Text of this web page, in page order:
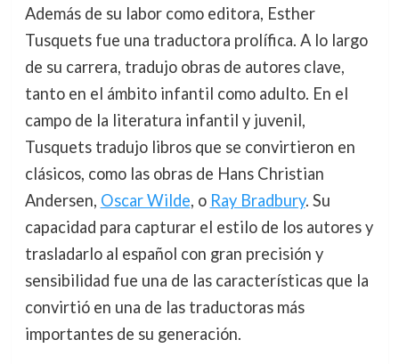
Además de su labor como editora, Esther
Tusquets fue una traductora prolífica. A lo largo
de su carrera, tradujo obras de autores clave,
tanto en el ámbito infantil como adulto. En el
campo de la literatura infantil y juvenil,
Tusquets tradujo libros que se convirtieron en
clásicos, como las obras de Hans Christian
Andersen, Oscar Wilde, o Ray Bradbury. Su
capacidad para capturar el estilo de los autores y
trasladarlo al español con gran precisión y
sensibilidad fue una de las características que la
convirtió en una de las traductoras más
importantes de su generación.